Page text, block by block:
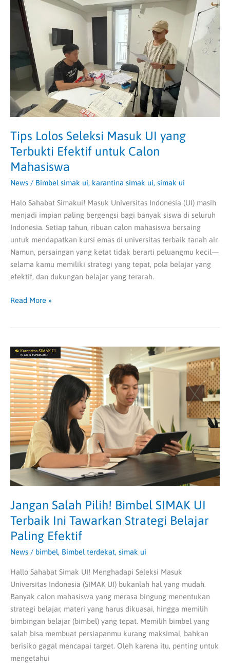
Tips Lolos Seleksi Masuk UI yang
Terbukti Efektif untuk Calon
Mahasiswa
News / Bimbel simak ui, karantina simak ui, simak ui
Halo Sahabat Simakui! Masuk Universitas Indonesia (UI) masih
menjadi impian paling bergengsi bagi banyak siswa di seluruh
Indonesia. Setiap tahun, ribuan calon mahasiswa bersaing
untuk mendapatkan kursi emas di universitas terbaik tanah air.
Namun, persaingan yang ketat tidak berarti peluangmu kecil—
selama kamu memiliki strategi yang tepat, pola belajar yang
efektif, dan dukungan belajar yang terarah.
Seleksi
Masuk
Terbukti
Efektif
untuk
Calon
Mahasiswa
Read More »
Jangan Salah Pilih! Bimbel SIMAK UI
Terbaik Ini Tawarkan Strategi Belajar
Paling Efektif
News / bimbel, Bimbel terdekat, simak ui
Hallo Sahabat Simak UI! Menghadapi Seleksi Masuk
Universitas Indonesia (SIMAK UI) bukanlah hal yang mudah.
Banyak calon mahasiswa yang merasa bingung menentukan
strategi belajar, materi yang harus dikuasai, hingga memilih
bimbingan belajar (bimbel) yang tepat. Memilih bimbel yang
salah bisa membuat persiapanmu kurang maksimal, bahkan
berisiko gagal mencapai target. Oleh karena itu, penting untuk
mengetahui
Jangan
Salah
Pilih!
Bimbel
SIMAK
UI
Terbaik
Ini
Tawarkan
Strategi
Belajar
Paling
Efektif